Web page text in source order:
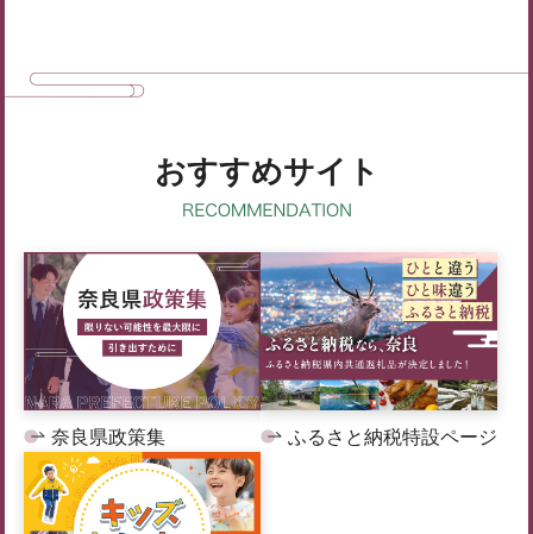
おすすめサイト
奈良県政策集 ふるさと納税特設ページ